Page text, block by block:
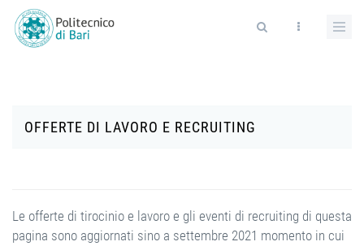
Salta al contenuto principale
OFFERTE DI LAVORO E RECRUITING
Le offerte di tirocinio e lavoro e gli eventi di recruiting di questa
pagina sono aggiornati sino a settembre 2021 momento in cui